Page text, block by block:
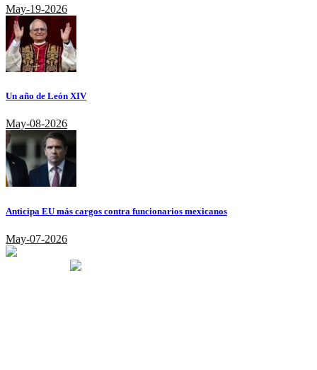
May-19-2026
Un año de León XIV
May-08-2026
Anticipa EU más cargos contra funcionarios mexicanos
May-07-2026